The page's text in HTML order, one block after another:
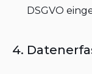
DSGVO
4.